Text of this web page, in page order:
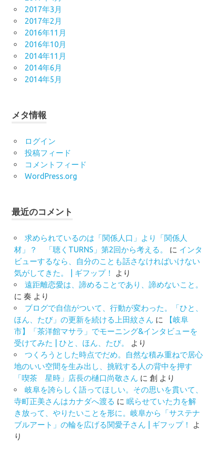
2017年3月
2017年2月
2016年11月
2016年10月
2014年11月
2014年6月
2014年5月
メタ情報
ログイン
投稿フィード
コメントフィード
WordPress.org
最近のコメント
求められているのは「関係人口」より「関係人
材」？ 「聴くTURNS」第2回から考える。
に インタ
ビューするなら、自分のことも話さなければいけない
気がしてきた。 | ギフップ！
より
遠距離恋愛は、諦めることであり、諦めないこと。
に 奏 より
ブログで自信がついて、行動が変わった。「ひと、
ほん、たび」の更新を続ける上田紋さん に
【岐阜
市】「茶洋館マサラ」でモーニング&インタビューを
受けてみた | ひと、ほん、たび。
より
つくろうとした時点でだめ。自然な積み重ねで居心
地のいい空間を生み出し、挑戦する人の背中を押す
「喫茶 星時」店長の樋口尚敬さん に 創 より
岐阜を誇らしく語ってほしい。その思いを貫いて、
寺町正美さんはカナダへ渡る に 眠らせていた力を解
き放って、やりたいことを形に。岐阜から「サステナ
ブルアート」の輪を広げる関愛子さん | ギフップ！
よ
り